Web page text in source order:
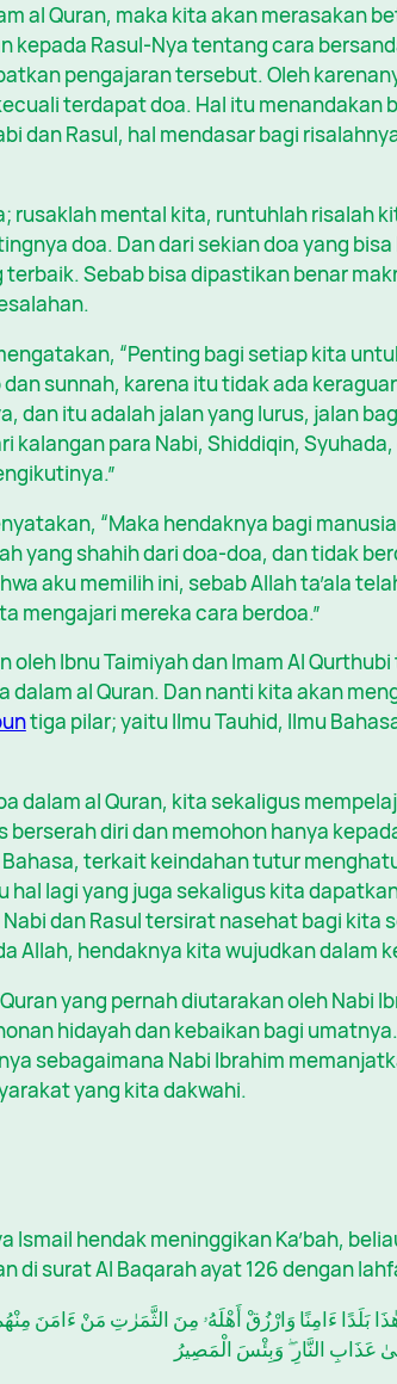
al Quran, maka kita akan merasakan
kepada Rasul-Nya tentang cara
pengajaran tersebut. Oleh
terdapat doa. Hal itu menandakan
dan Rasul, hal mendasar bagi
rusaklah mental kita, runtuhlah risalah
doa. Dan dari sekian doa yang
terbaik. Sebab bisa dipastikan benar
“Penting bagi setiap kita
sunnah, karena itu tidak ada
dan itu adalah jalan yang lurus, jalan
kalangan para Nabi, Shiddiqin,
“Maka hendaknya bagi
yang shahih dari doa-doa, dan tidak
aku memilih ini, sebab Allah ta’ala
mengajari mereka cara berdoa.”
oleh Ibnu Taimiyah dan Imam Al
al Quran. Dan nanti kita akan
tiga pilar; yaitu Ilmu Tauhid, Ilmu
dalam al Quran, kita sekaligus
diri dan memohon hanya
terkait keindahan tutur
hal lagi yang juga sekaligus kita
dan Rasul tersirat nasehat bagi kita
Allah, hendaknya kita wujudkan dalam
yang pernah diutarakan oleh Nabi
hidayah dan kebaikan bagi
sebagaimana Nabi Ibrahim
yang kita dakwahi.
Ismail hendak meninggikan Ka’bah,
di surat Al Baqarah ayat 126 dengan
بَلَدًا ءَامِنًا وَارْزُقْ أَهْلَهُۥ مِنَ الثَّمَرٰتِ مَنْ ءَامَنَ
عَذَابِ النَّارِ ۖ وَبِئْسَ الْمَصِيرُ